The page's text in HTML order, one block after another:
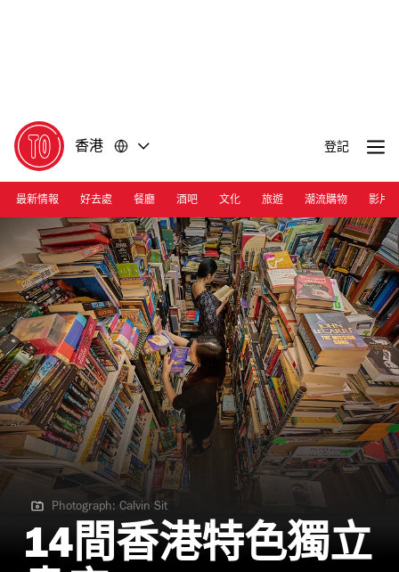
香港 登記
最新情報 好去處 餐廳 酒吧 文化 旅遊 潮流購物 影片
Photograph: Calvin Sit
Photograph: Calvin Sit
14間香港特色獨立